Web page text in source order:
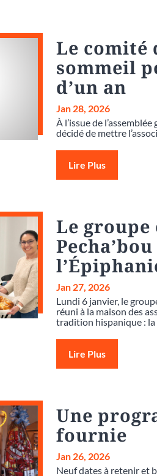
Le comité
sommeil
d’un an
Jan 28, 2026
À l’issue de
décidé de mettre
Lire Plus
Le groupe
Jan 27, 2026
Lundi 6 janvier, le
réuni à la maison des
tradition hispanique : la
Lire Plus
Une
fournie
Jan 26, 2026
Neuf dates à retenir et